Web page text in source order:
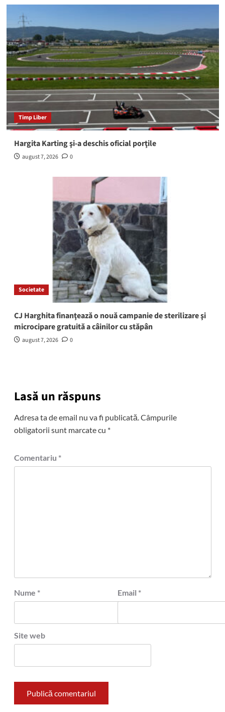
Timp Liber
Hargita Karting şi-a deschis oficial porţile
august 7, 2026 0
Societate
CJ Harghita finanţează o nouă campanie de sterilizare şi
microcipare gratuită a câinilor cu stăpân
august 7, 2026 0
Lasă un răspuns
Adresa ta de email nu va fi publicată.Câmpurile
obligatorii sunt marcate cu *
Comentariu *
Nume * Email *
Site web